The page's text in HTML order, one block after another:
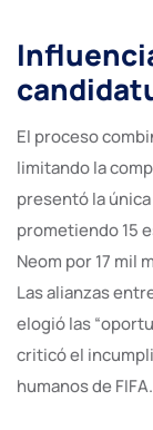
El proceso
limitando la
presentó la
prometiendo 15
Neom por 17 mil
Las alianzas
elogió las
criticó el
humanos de FIFA.